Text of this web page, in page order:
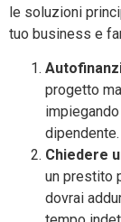
le soluzioni
tuo business e
progetto
dipendente.
Chiedere
un prestito
dovrai